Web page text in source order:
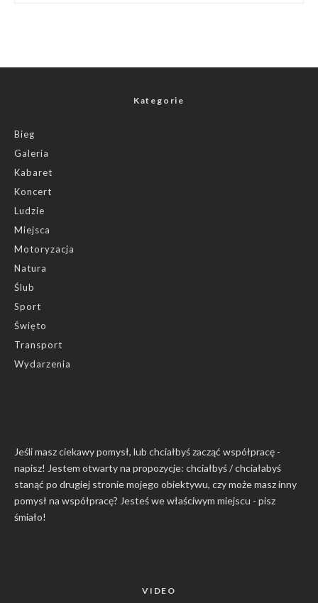
Kategorie
Bieg
Galeria
Kabaret
Koncert
Ludzie
Miejsca
Motoryzacja
Natura
Ślub
Sport
Święto
Transport
Wydarzenia
Jeśli masz ciekawy pomysł, lub chciałbyś zacząć współpracę -
napisz! Jestem otwarty na propozycje: chciałbyś / chciałabyś
stanąć po drugiej stronie mojego obiektywu, czy może masz inny
pomysł na współpracę? Jesteś we właściwym miejscu - pisz
śmiało!
VIDEO